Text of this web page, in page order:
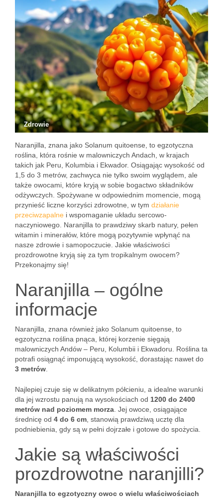
Zdrowie
Naranjilla, znana jako Solanum quitoense, to egzotyczna
roślina, która rośnie w malowniczych Andach, w krajach
takich jak Peru, Kolumbia i Ekwador. Osiągając wysokość od
1,5 do 3 metrów, zachwyca nie tylko swoim wyglądem, ale
także owocami, które kryją w sobie bogactwo składników
odżywczych. Spożywane w odpowiednim momencie, mogą
przynieść liczne korzyści zdrowotne, w tym działanie
przeciwzapalne i wspomaganie układu sercowo-
naczyniowego. Naranjilla to prawdziwy skarb natury, pełen
witamin i minerałów, które mogą pozytywnie wpłynąć na
nasze zdrowie i samopoczucie. Jakie właściwości
prozdrowotne kryją się za tym tropikalnym owocem?
Przekonajmy się!
Naranjilla – ogólne
informacje
Naranjilla, znana również jako Solanum quitoense, to
egzotyczna roślina pnąca, której korzenie sięgają
malowniczych Andów – Peru, Kolumbii i Ekwadoru. Roślina ta
potrafi osiągnąć imponującą wysokość, dorastając nawet do
3 metrów
Najlepiej czuje się w delikatnym półcieniu, a idealne warunki
dla jej wzrostu panują na wysokościach od 1200 do 2400
metrów nad poziomem morza . Jej owoce, osiągające
średnicę od 4 do 6 cm , stanowią prawdziwą ucztę dla
podniebienia, gdy są w pełni dojrzałe i gotowe do spożycia.
Jakie są właściwości
prozdrowotne naranjilli?
Naranjilla to egzotyczny owoc o wielu właściwościach